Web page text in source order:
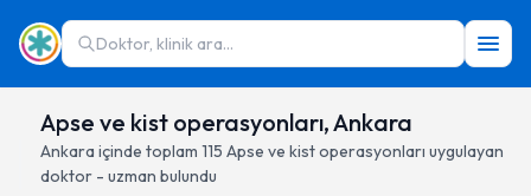
Doktor, klinik ara...
Apse ve kist operasyonları, Ankara
Ankara içinde toplam 115 Apse ve kist operasyonları uygulayan
doktor - uzman bulundu